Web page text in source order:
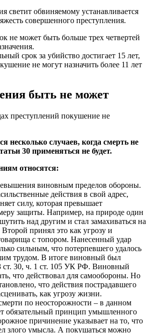
светит обвиняемому устанавливается
совершенного преступления.
не может быть больше трех четвертей
срок за убийство достигает 15 лет,
не могут назначить более 11 лет
быть не может
преступлений покушение не
случаев, когда смерть не
30 применяться не будет.
относятся:
виновным пределов обороны.
действия в свой адрес,
силу, которая превышает
защиты. Например, на природе один
над другим и стал замахиваться на
принял это как угрозу и
с топором. Нанесенный удар
сильным, что потерпевшего удалось
трудом. В итоге виновный был
ст. 30, ч. 1 ст. 105 УК РФ. Виновный
что действовал для самообороны. Но
что действия пострадавшего
как угрозу жизни.
по неосторожности – в данном
обязательный принцип умышленного
причинение указывает на то, что
злого умысла. А покушаться можно